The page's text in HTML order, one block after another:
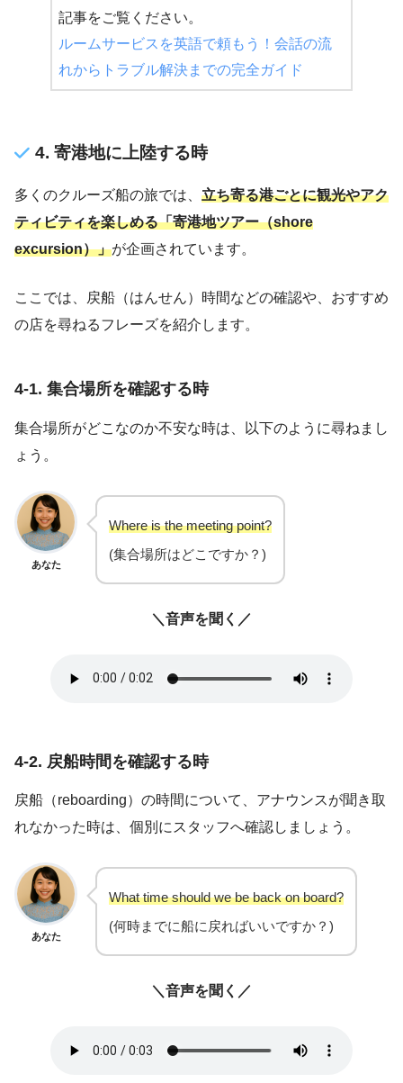
記事をご覧ください。
ルームサービスを英語で頼もう！会話の流
れからトラブル解決までの完全ガイド
4. 寄港地に上陸する時
多くのクルーズ船の旅では、 立ち寄る港ごとに観光やアク
ティビティを楽しめる「寄港地ツアー（shore
excursion）」が企画されています。
ここでは、戻船（はんせん）時間などの確認や、おすすめ
の店を尋ねるフレーズを紹介します。
4-1. 集合場所を確認する時
集合場所がどこなのか不安な時は、以下のように尋ねまし
ょう。
あなた
Where is the meeting point?
(集合場所はどこですか？)
＼音声を聞く／
4-2. 戻船時間を確認する時
戻船（reboarding）の時間について、アナウンスが聞き取
れなかった時は、個別にスタッフへ確認しましょう。
あなた
What time should we be back on board?
(何時までに船に戻ればいいですか？)
＼音声を聞く／